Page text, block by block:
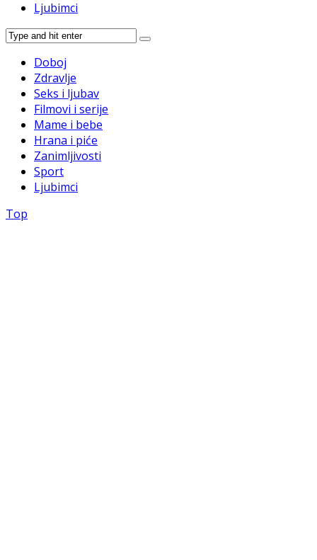
Ljubimci
Doboj
Zdravlje
Seks i ljubav
Filmovi i serije
Mame i bebe
Hrana i piće
Zanimljivosti
Sport
Ljubimci
Top